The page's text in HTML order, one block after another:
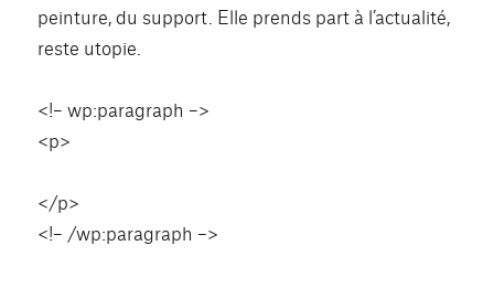
peinture, du support. Elle prends part à l’actualité,
reste utopie.
<!– wp:paragraph –>
<p>
</p>
<!– /wp:paragraph –>